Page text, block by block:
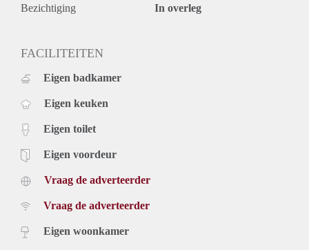
tuin, met directe toegang tot het water binnen 20 meter.
lijn-apparatuur, Liebherr-koelkast, pitcooking-fornuis en
- Moderne droogbouw vloerverwarming over de gehele
- Triple glas aan de voorzijde: optimale warmte- en
geluidsisolatie.
- Badkamer met inloopdouche, waterbesparend toilet en
handgemaakte Marokkaanse tegels.
kano’s.
- Stadstuin op het zonnige zuidzuidoosten.
- Op loopafstand van het historische centrum van Den Haag
(ca. 5 minuten).
Bezichtiging In overleg
FACILITEITEN
Eigen badkamer
Eigen keuken
Eigen toilet
Eigen voordeur
Vraag de adverteerder
Vraag de adverteerder
Eigen woonkamer